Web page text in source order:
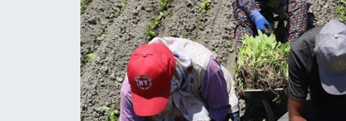
Kültür Sanat
Hasköy